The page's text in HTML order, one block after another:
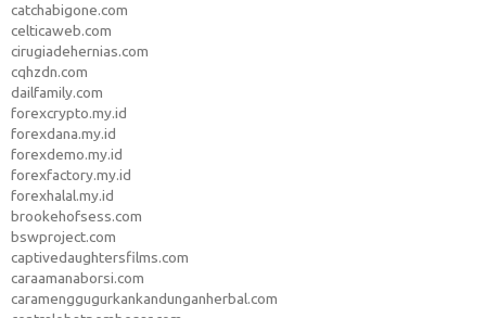
catchabigone.com
celticaweb.com
cirugiadehernias.com
cqhzdn.com
dailfamily.com
forexcrypto.my.id
forexdana.my.id
forexdemo.my.id
forexfactory.my.id
forexhalal.my.id
brookehofsess.com
bswproject.com
captivedaughtersfilms.com
caraamanaborsi.com
caramenggugurkankandunganherbal.com